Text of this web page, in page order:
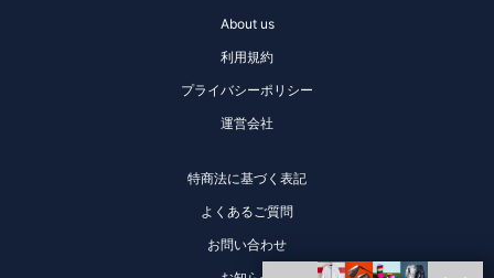
About us
利用規約
プライバシーポリシー
運営会社
特商法に基づく表記
よくあるご質問
お問い合わせ